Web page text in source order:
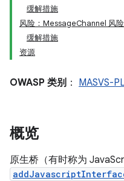
缓解措施
风险：MessageChannel 风险
缓解措施
资源
OWASP 类别 ： MASVS-
概览
原生桥（有时称为